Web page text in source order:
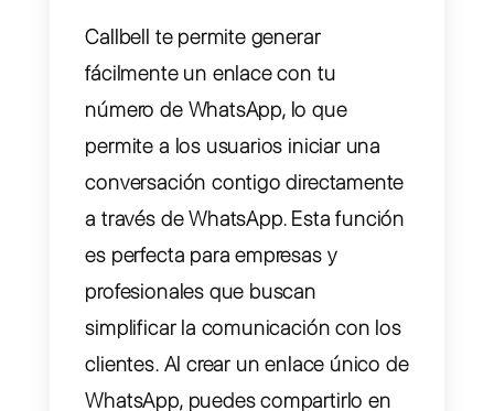
en un sitio web
Cómo agregar un link de
WhatsApp para crear
Facebook ads
Las ventajas de utilizar
WhatsApp en tu
estrategia de
comunicación
Callbell te permite generar